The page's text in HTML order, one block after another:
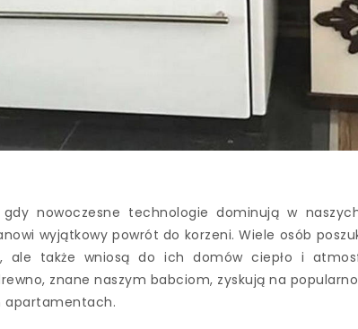
gdy nowoczesne technologie dominują w
wyjątkowy powrót do korzeni. Wiele osób
ale także wniosą do ich domów ciepło i
znane naszym babciom, zyskują na
apartamentach.